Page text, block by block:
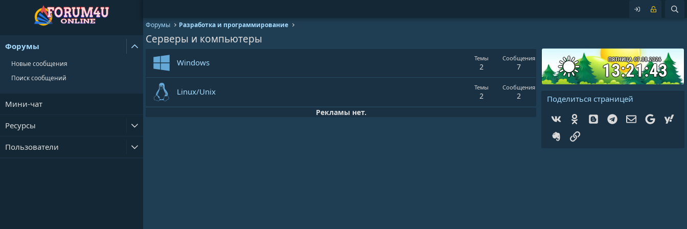
Форумы
Новые сообщения
Поиск сообщений
Мини-чат
Ресурсы
Пользователи
Форумы Разработка и программирование
Серверы и компьютеры
Windows Темы
2
Сообщения
7
Linux/Unix Темы
2
Сообщения
2
Рекламы нет.
ПЯТНИЦА 07.08.2026
13:21:43
Поделиться страницей
Vk BloggerTelegramЭлектронная
Google
EvernoteСсылка